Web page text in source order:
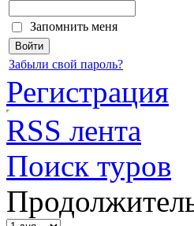
Запомнить меня
Забыли свой пароль?
Регистрация
RSS лента
Поиск туров